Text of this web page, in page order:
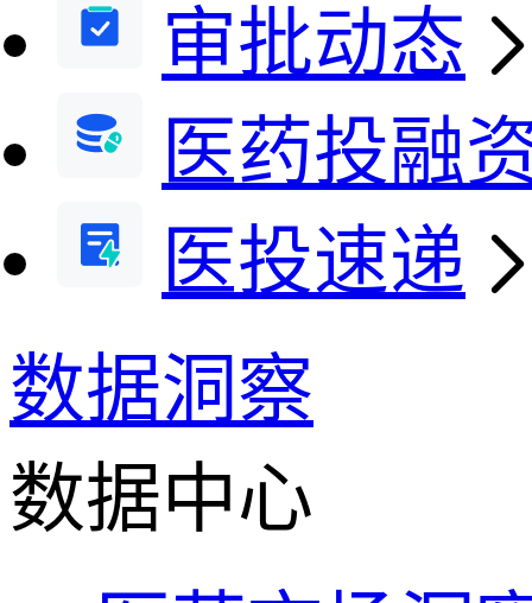
审批动态
医药投融
医投速递
数据洞察
数据中心